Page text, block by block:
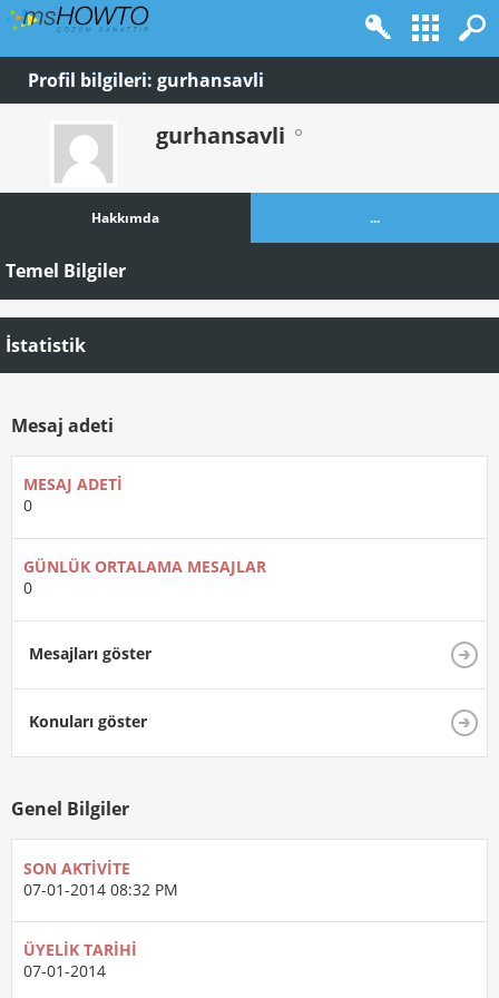
Profil bilgileri: gurhansavli
gurhansavli
Hakkımda ...
Temel Bilgiler
İstatistik
Mesaj adeti
MESAJ ADETI
0
GÜNLÜK ORTALAMA MESAJLAR
0
Mesajları göster
Konuları göster
Genel Bilgiler
SON AKTIVITE
07-01-2014 08:32 PM
ÜYELIK TARIHI
07-01-2014